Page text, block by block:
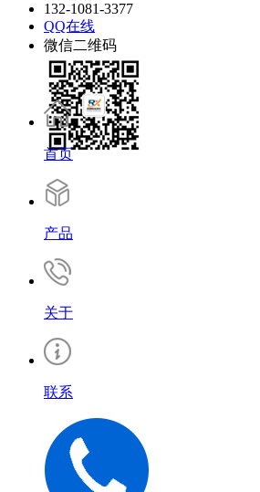
132-1081-3377
QQ在线
微信二维码
首页
产品
关于
联系